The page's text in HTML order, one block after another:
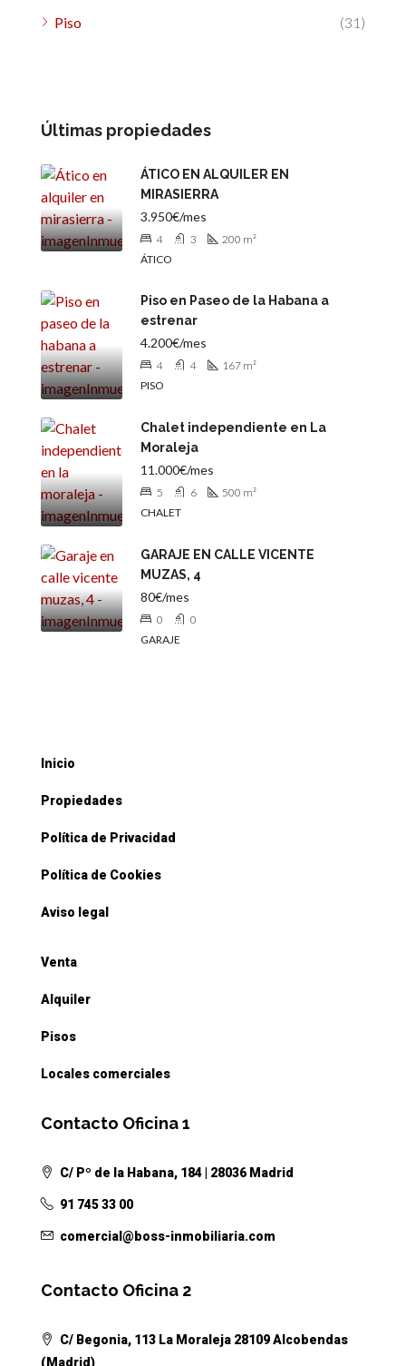
Piso
(31)
Últimas propiedades
ÁTICO EN ALQUILER EN
MIRASIERRA
3.950€/mes
4 3 200 m²
ÁTICO
Piso en Paseo de la Habana a
estrenar
4.200€/mes
4 4 167 m²
PISO
Chalet independiente en La
Moraleja
11.000€/mes
5 6 500 m²
CHALET
GARAJE EN CALLE VICENTE
MUZAS, 4
80€/mes
0
0
GARAJE
Inicio
Propiedades
Política de Privacidad
Política de Cookies
Aviso legal
Venta
Alquiler
Pisos
Locales comerciales
Contacto Oficina 1
C/ Pº de la Habana, 184 | 28036 Madrid
91 745 33 00
comercial@boss-inmobiliaria.com
Contacto Oficina 2
C/ Begonia, 113 La Moraleja 28109 Alcobendas
(Madrid)